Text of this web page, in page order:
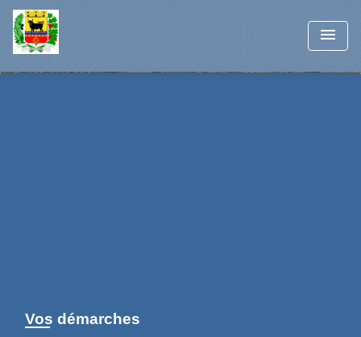
menu
Vos démarches